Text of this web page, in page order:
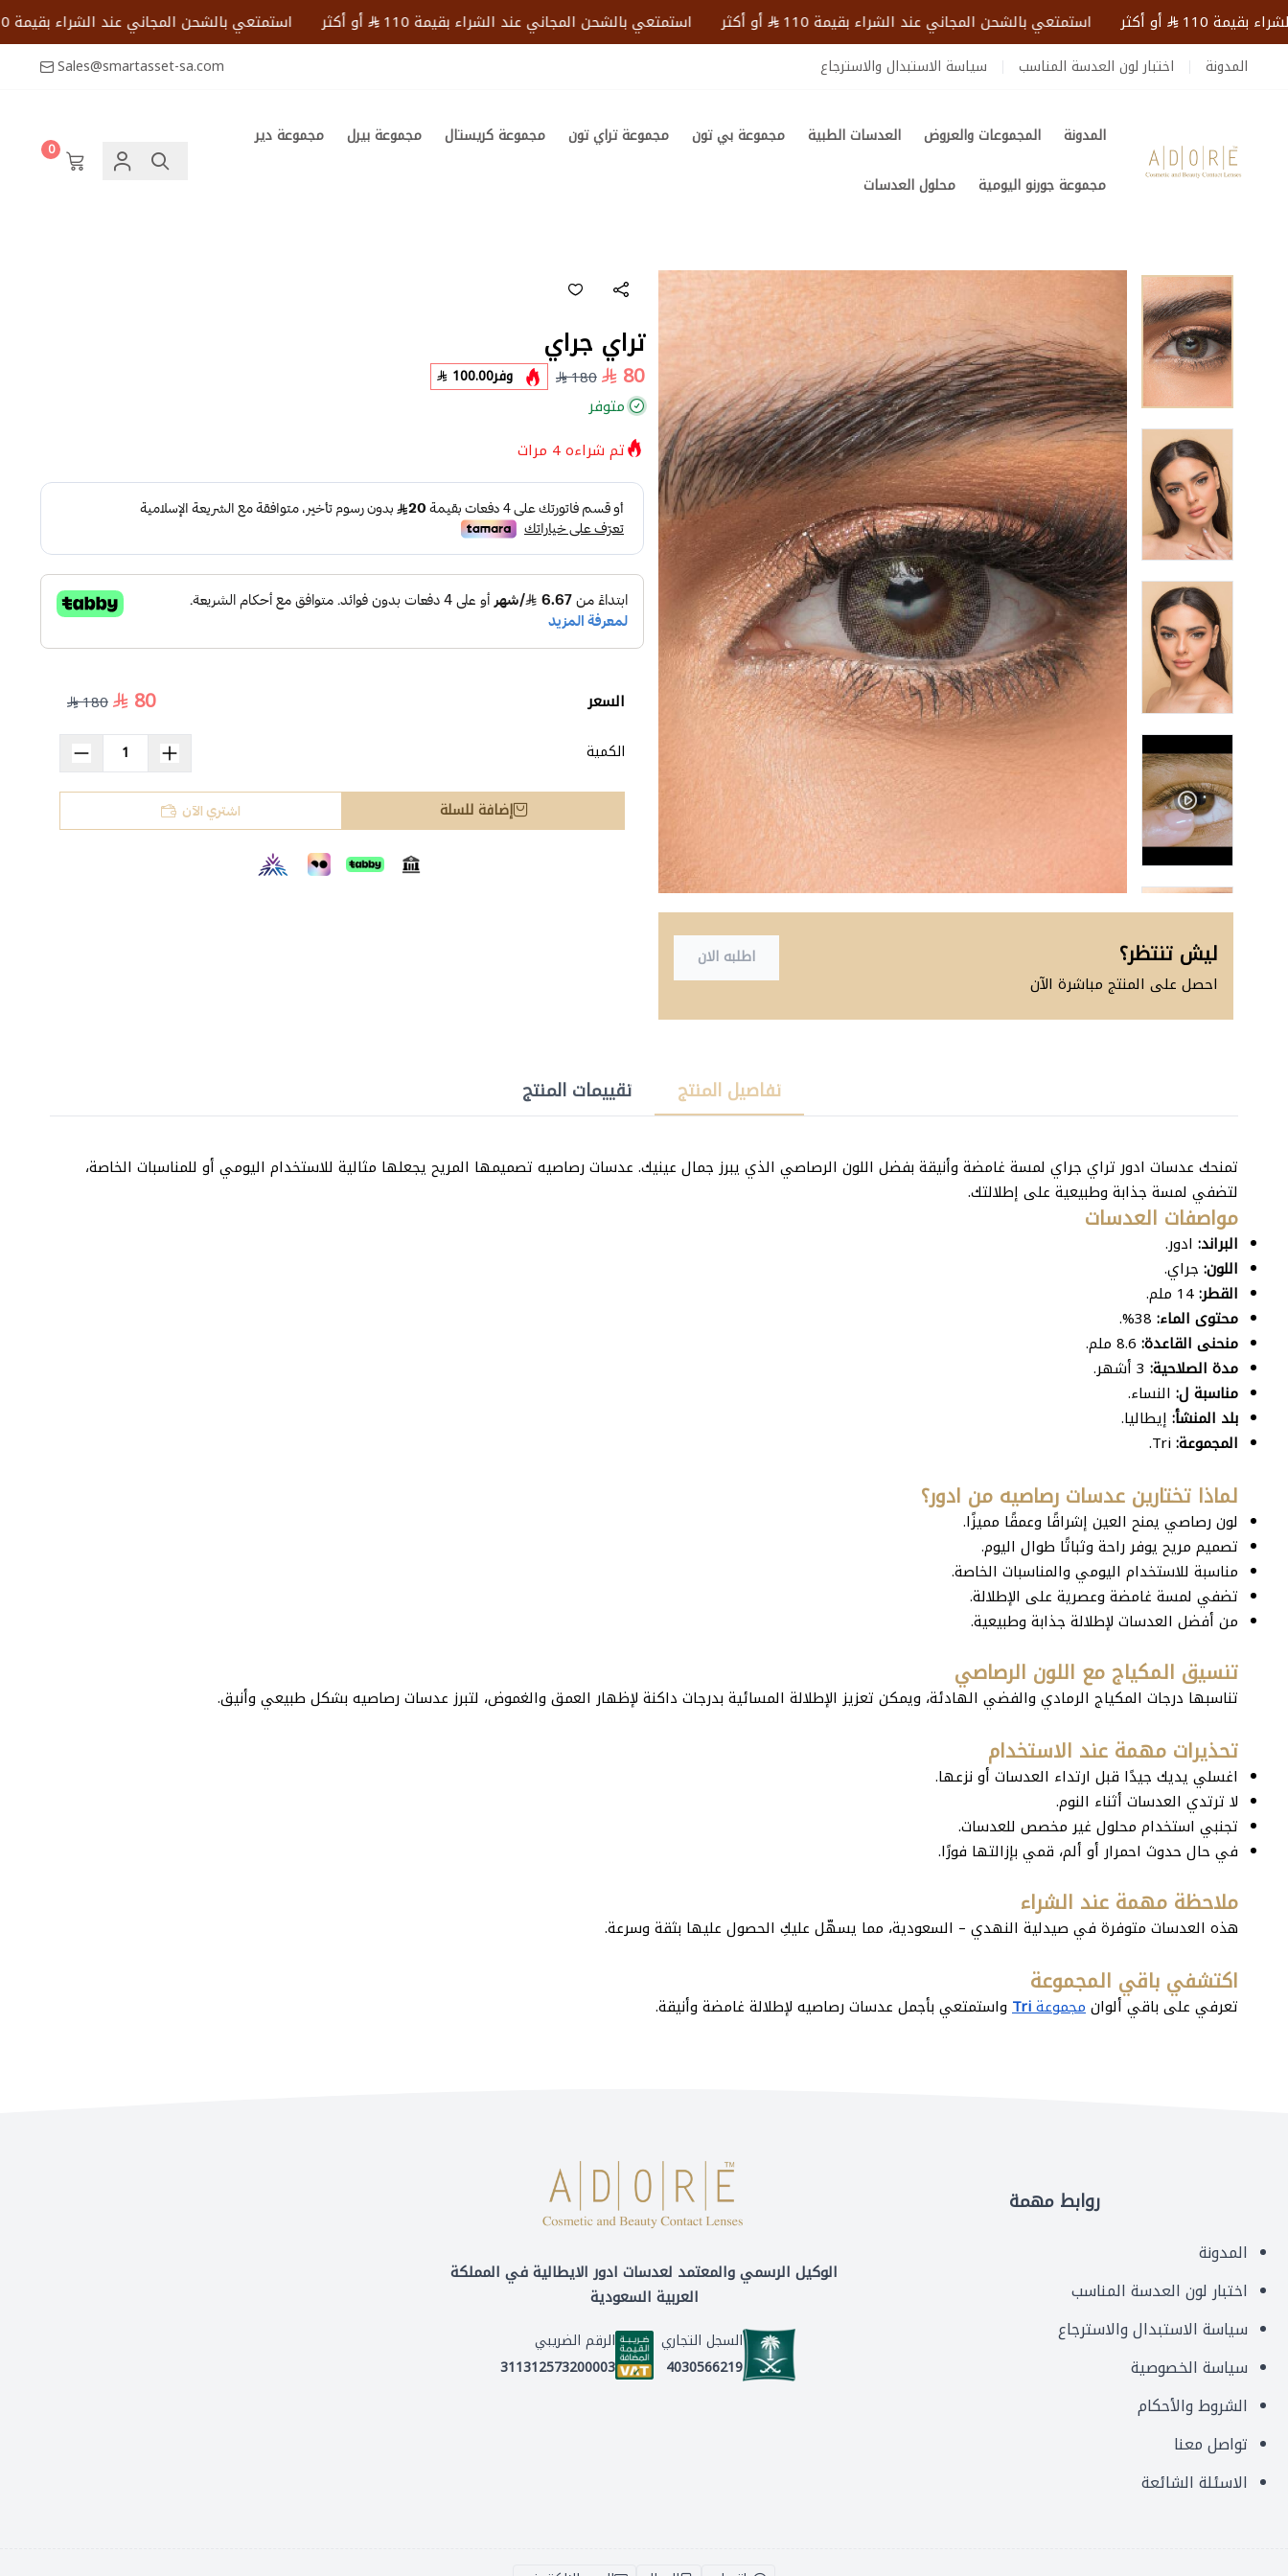
110 أو أكثر استمتعي بالشحن المجاني عند الشراء بقيمة 110 أو أكثر استمتعي بالشحن المجاني عند الشراء بقيمة 110 أو أكثر استمتعي بالشحن المجاني عند الشراء بقيمة 110
المدونة اختبار لون العدسة المناسب سياسة الاستبدال والاسترجاع Sales@smartasset-sa.com
عدسات ادور | Adore Lenses
المدونة المجموعات والعروض العدسات الطبية مجموعة بي تون مجموعة تراي تون مجموعة كريستال مجموعة بيرل
مجموعة دير
مجموعة جورنو اليومية
محلول العدسات
0
ليش تنتظر؟
احصل على المنتج مباشرة الآن
اطلبه الان
تراي جراي
80
180 وفر100.00
متوفر
تم شراءه4 مرات
السعر 80
180
الكمية
إضافة للسلة اشتري الآن
تفاصيل المنتج تقييمات المنتج
تمنحك عدسات ادور تراي جراي لمسة غامضة وأنيقة بفضل اللون الرصاصي الذي يبرز جمال عينيك. عدسات رصاصيه تصميمها المريح يجعلها مثالية للاستخدام اليومي أو للمناسبات الخاصة،
لتضفي لمسة جذابة وطبيعية على إطلالتك.
مواصفات العدسات
البراند: ادور.
اللون: جراي.
القطر:
محتوى الماء:
منحنى القاعدة: 8.6 ملم.
مدة الصلاحية:
مناسبة ل: النساء.
بلد المنشأ: إيطاليا.
المجموعة:
لماذا تختارين عدسات رصاصيه من ادور؟
لون رصاصي يمنح العين إشراقًا وعمقًا مميزًا.
تصميم مريح يوفر راحة وثباتًا طوال اليوم.
مناسبة للاستخدام اليومي والمناسبات الخاصة.
تضفي لمسة غامضة وعصرية على الإطلالة.
من أفضل العدسات لإطلالة جذابة وطبيعية.
تنسيق المكياج مع اللون الرصاصي
تناسبها درجات المكياج الرمادي والفضي الهادئة، ويمكن تعزيز الإطلالة المسائية بدرجات داكنة لإظهار العمق والغموض، لتبرز عدسات رصاصيه بشكل طبيعي وأنيق.
تحذيرات مهمة عند الاستخدام
اغسلي يديك جيدًا قبل ارتداء العدسات أو نزعها.
لا ترتدي العدسات أثناء النوم.
تجنبي استخدام محلول غير مخصص للعدسات.
في حال حدوث احمرار أو ألم، قمي بإزالتها فورًا.
ملاحظة مهمة عند الشراء
هذه العدسات متوفرة في صيدلية النهدي – السعودية، مما يسهّل عليكِ الحصول عليها بثقة وسرعة.
اكتشفي باقي المجموعة
تعرفي على باقي ألوانمجموعةTri واستمتعي بأجمل عدسات رصاصيه لإطلالة غامضة وأنيقة.
روابط مهمة
المدونة
اختبار لون العدسة المناسب
سياسة الاستبدال والاسترجاع
سياسة الخصوصية
الشروط والأحكام
تواصل معنا
الاسئلة الشائعة
الوكيل الرسمي والمعتمد لعدسات ادور الايطالية في المملكة
العربية السعودية
السجل التجاري
4030566219
الرقم الضريبي
311312573200003